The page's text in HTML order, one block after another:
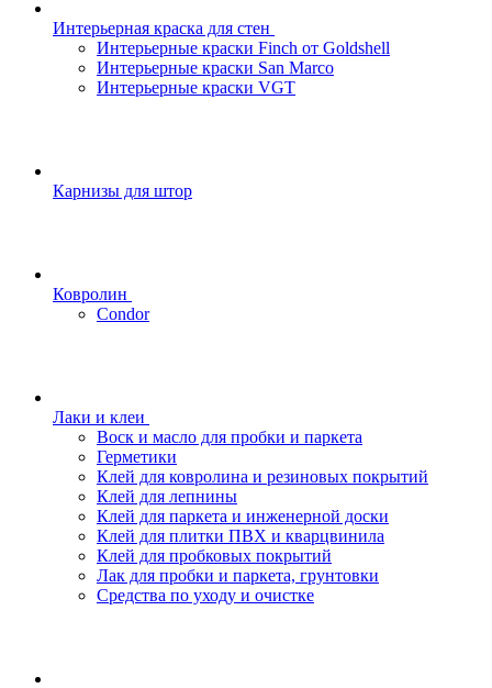
Интерьерная краска для стен
Интерьерные краски Finch от Goldshell
Интерьерные краски San Marco
Интерьерные краски VGT
Карнизы для штор
Ковролин
Condor
Лаки и клеи
Воск и масло для пробки и паркета
Герметики
Клей для ковролина и резиновых покрытий
Клей для лепнины
Клей для паркета и инженерной доски
Клей для плитки ПВХ и кварцвинила
Клей для пробковых покрытий
Лак для пробки и паркета, грунтовки
Средства по уходу и очистке